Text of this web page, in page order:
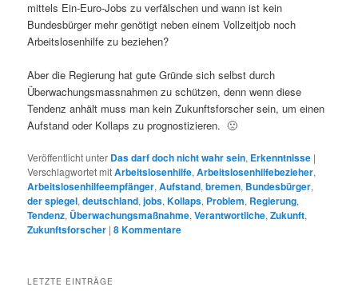
mittels Ein-Euro-Jobs zu verfälschen und wann ist kein
Bundesbürger mehr genötigt neben einem Vollzeitjob noch
Arbeitslosenhilfe zu beziehen?
Aber die Regierung hat gute Gründe sich selbst durch
Überwachungsmassnahmen zu schützen, denn wenn diese
Tendenz anhält muss man kein Zukunftsforscher sein, um einen
Aufstand oder Kollaps zu prognostizieren. 🙁
Veröffentlicht unter Das darf doch nicht wahr sein, Erkenntnisse |
Verschlagwortet mitArbeitslosenhilfe,Arbeitslosenhilfebezieher,
Arbeitslosenhilfeempfänger,Aufstand,bremen, Bundesbürger,
der spiegel,deutschland,jobs,Kollaps, Problem, Regierung,
Tendenz, Überwachungsmaßnahme,Verantwortliche,Zukunft,
Zukunftsforscher |8Kommentare
LETZTE EINTRÄGE